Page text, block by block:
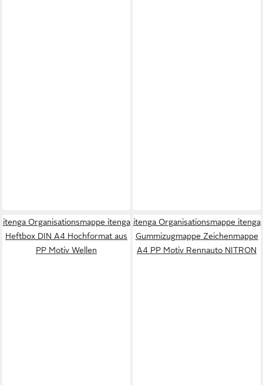
itenga Organisationsmappe itenga
Heftbox DIN A4 Hochformat aus
PP Motiv Wellen
itenga Organisationsmappe itenga
Gummizugmappe Zeichenmappe
A4 PP Motiv Rennauto NITRON